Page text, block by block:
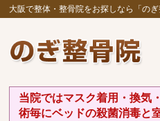
大阪で整体・整骨院をお探しなら「の
当院ではマスク着用・換気
術毎にベッドの殺菌消毒と